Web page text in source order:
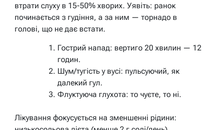
втрати слуху в 15-50% хворих. Уявіть: ранок
починається з гудіння, а за ним — торнадо в
голові, що не дає встати.
Гострий напад: вертиго 20 хвилин — 12
годин.
Шум/тугість у вусі: пульсуючий, як
далекий гул.
Флуктуюча глухота: то чуєте, то ні.
Лікування фокусується на зменшенні рідини: